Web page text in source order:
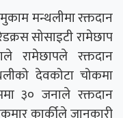
मन्थलीमा रक्तदान
सोसाइटी रामेछाप
रामेछापले रक्तदान
देवकोटा चोकमा
३० जनाले रक्तदान